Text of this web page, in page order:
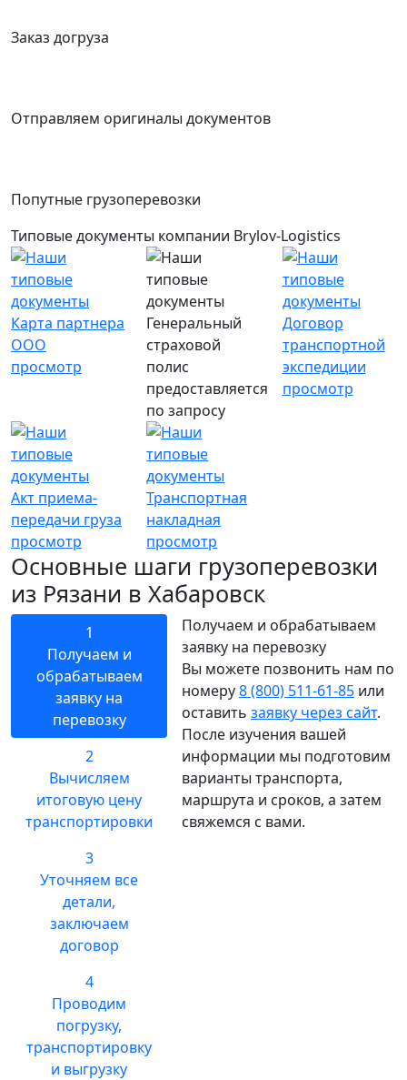
Заказ догруза
Отправляем оригиналы документов
Попутные грузоперевозки
Типовые документы компании Brylov-Logistics
Карта партнера
ООО
просмотр
Генеральный
страховой
полис
предоставляется
по запросу
Договор
транспортной
экспедиции
просмотр
Акт приема-
передачи груза
просмотр
Транспортная
накладная
просмотр
Основные шаги грузоперевозки
из Рязани в Хабаровск
1
Получаем и
обрабатываем
заявку на
перевозку
2
Вычисляем
итоговую цену
транспортировки
3
Уточняем все
детали,
заключаем
договор
4
Проводим
погрузку,
транспортировку
и выгрузку
Получаем и обрабатываем
заявку на перевозку
Вы можете позвонить нам по
номеру8 (800) 511-61-85 или
оставить заявку через сайт.
После изучения вашей
информации мы подготовим
варианты транспорта,
маршрута и сроков, а затем
свяжемся с вами.